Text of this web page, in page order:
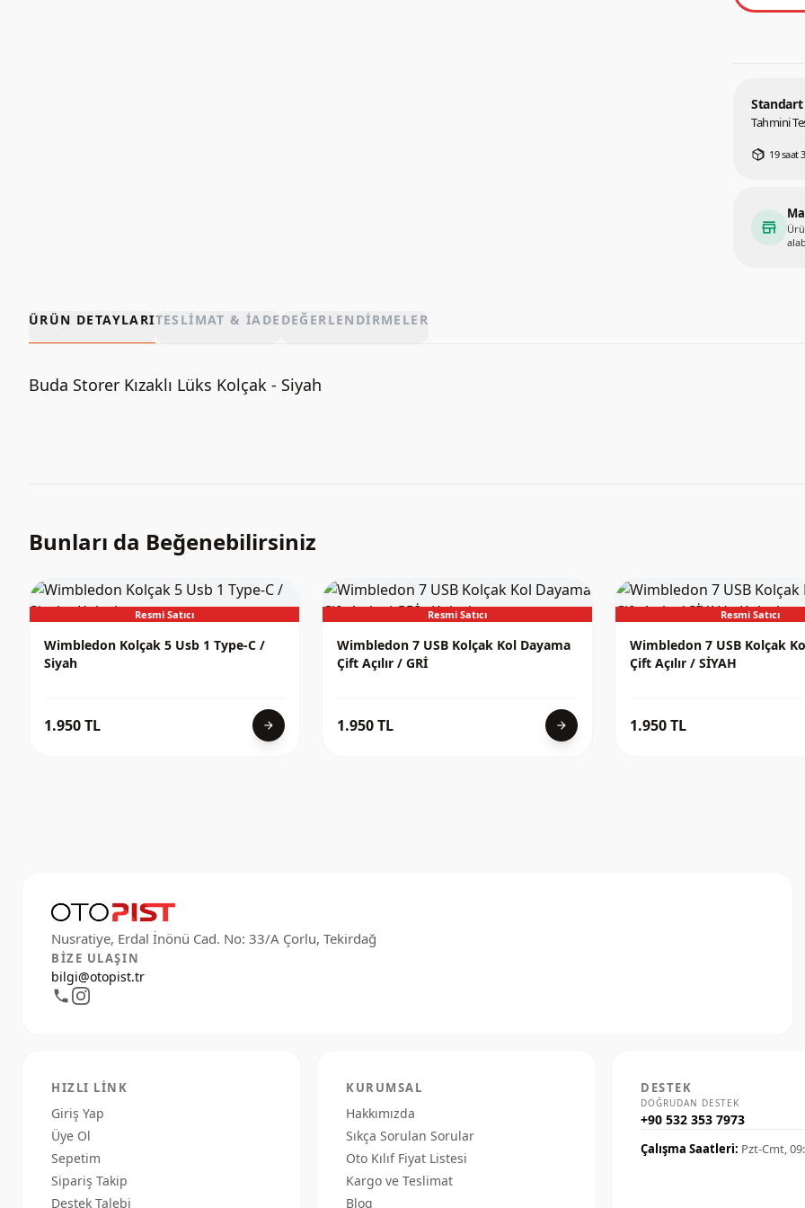
Tahmini
19 saat
store
ÜRÜN DETAYLARITESLIMAT & İADE DEĞERLENDIRMELER
Buda Storer Kızaklı Lüks Kolçak - Siyah
Bunları da Beğenebilirsiniz
Resmi Satıcı
Wimbledon Kolçak 5 Usb 1 Type-C /
Siyah
1.950 TL arrow_forward
Resmi Satıcı
Wimbledon 7 USB Kolçak Kol Dayama
Çift Açılır / GRİ
1.950 TL arrow_forward
Resmi Satıcı
Wimbledon 7 USB Kolçak
Çift Açılır / SİYAH
1.950 TL
BIZE ULAŞIN
bilgi@otopist.tr
HIZLI LINK
Giriş Yap
Üye Ol
Sepetim
Sipariş Takip
Destek Talebi
KURUMSAL
Hakkımızda
Sıkça Sorulan Sorular
Oto Kılıf Fiyat Listesi
Kargo ve Teslimat
Blog
DESTEK
DOĞRUDAN DESTEK
+90 532 353 7973
Çalışma Saatleri: Pzt-Cmt,